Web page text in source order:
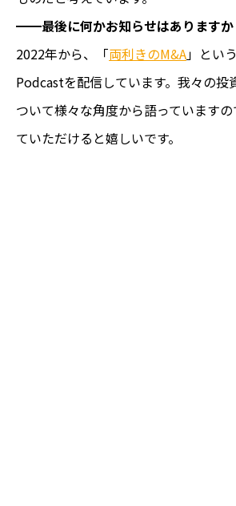
━━最後に何かお知らせはありますか
2022年から、「両利きのM&A」とい
Podcastを配信しています。我々の投
ついて様々な角度から語っています
ていただけると嬉しいです。